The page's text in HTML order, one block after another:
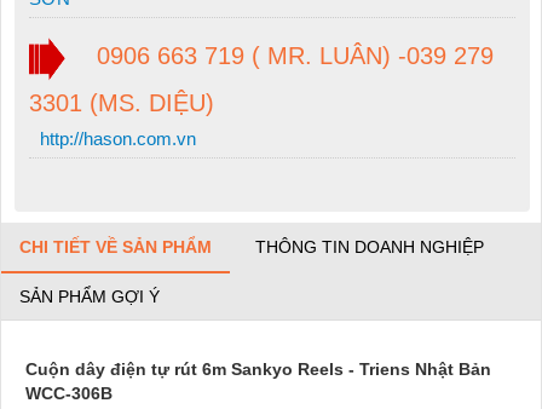
0906 663 719 ( MR. LUÂN) -039 279
3301 (MS. DIỆU)
http://hason.com.vn
CHI TIẾT VỀ SẢN PHẨM THÔNG TIN DOANH NGHIỆP
SẢN PHẨM GỢI Ý
Cuộn dây điện tự rút 6m Sankyo Reels - Triens Nhật Bản
WCC-306B